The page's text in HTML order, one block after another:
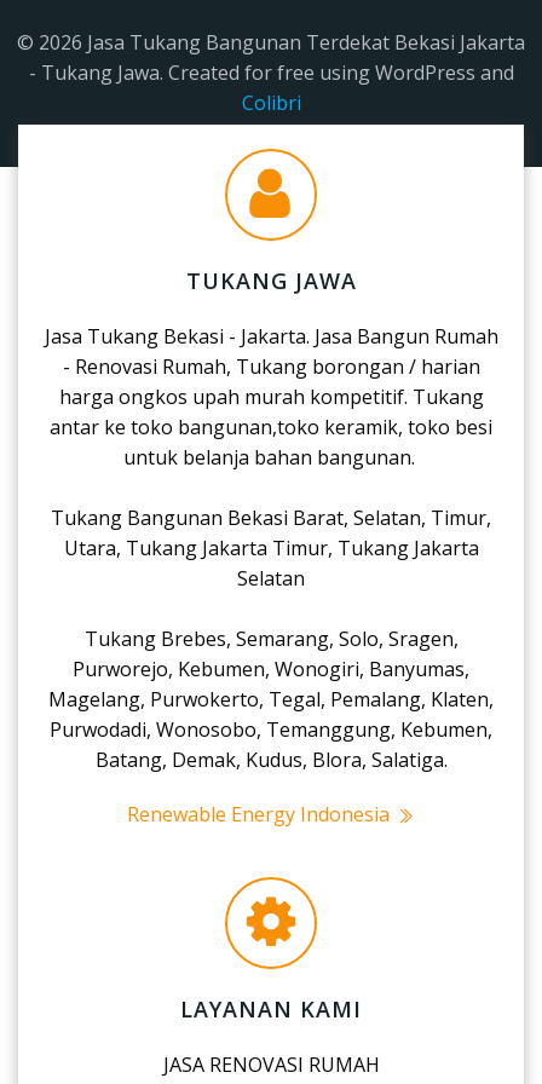
© 2026 Jasa Tukang Bangunan Terdekat Bekasi Jakarta
- Tukang Jawa. Created for free using WordPress and
Colibri
TUKANG JAWA
Jasa Tukang Bekasi - Jakarta. Jasa Bangun Rumah
- Renovasi Rumah, Tukang borongan / harian
harga ongkos upah murah kompetitif. Tukang
antar ke toko bangunan,toko keramik, toko besi
untuk belanja bahan bangunan.
Tukang Bangunan Bekasi Barat, Selatan, Timur,
Utara, Tukang Jakarta Timur, Tukang Jakarta
Selatan
Tukang Brebes, Semarang, Solo, Sragen,
Purworejo, Kebumen, Wonogiri, Banyumas,
Magelang, Purwokerto, Tegal, Pemalang, Klaten,
Purwodadi, Wonosobo, Temanggung, Kebumen,
Batang, Demak, Kudus, Blora, Salatiga.
Renewable Energy Indonesia
LAYANAN KAMI
JASA RENOVASI RUMAH